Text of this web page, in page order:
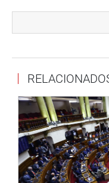
del proyecto sobre el
acuerdo con el
derechos.
En seguida, el
(RP) manifestó su
derechos humanos,
primero que debemos
vida empieza todo, y
concepción”.